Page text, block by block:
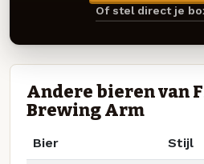
Of stel direct je
Andere bieren van
Brewing Arm
Bier Stijl